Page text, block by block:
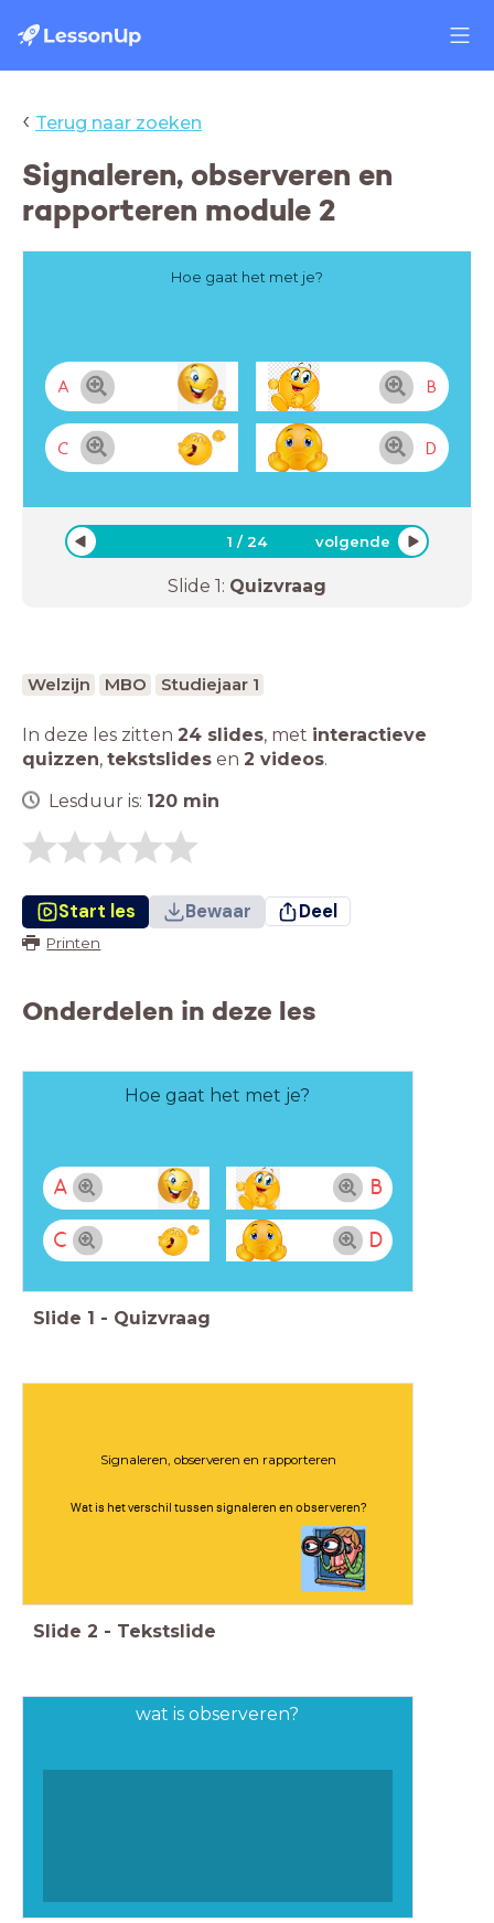
‹ Terug naar zoeken
Signaleren, observeren en
rapporteren module 2
Hoe gaat het met je?
A B
C D
1 /24 volgende
Slide 1: Quizvraag
Welzijn MBO Studiejaar 1
In deze les zitten 24 slides, met interactieve
quizzen, tekstslides en 2 videos.
Lesduur is: 120 min
Start les Bewaar Deel
Printen
Onderdelen in deze les
Hoe gaat het met je?
A B
C D
Slide 1 - Quizvraag
Signaleren, observeren en rapporteren
Wat is het verschil tussen signaleren en observeren?
Slide 2 - Tekstslide
wat is observeren?